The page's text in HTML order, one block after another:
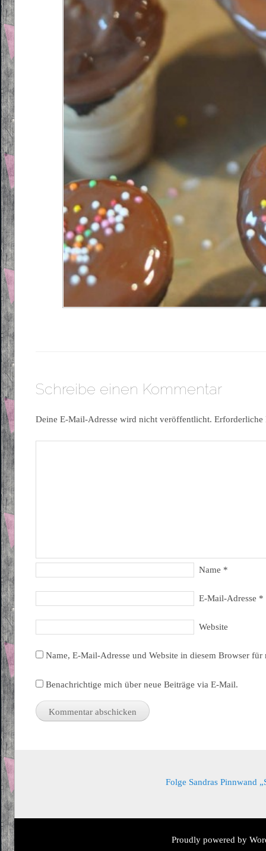
Schreibe einen Kommentar
Deine E-Mail-Adresse wird nicht veröffentlicht.
Name *
E-Mail-Adresse *
Website
Name, E-Mail-Adresse und Website in diesem Browser
Benachrichtige mich über neue Beiträge via E-Mail.
Folge Sandras Pinnwand
Proudly powered by